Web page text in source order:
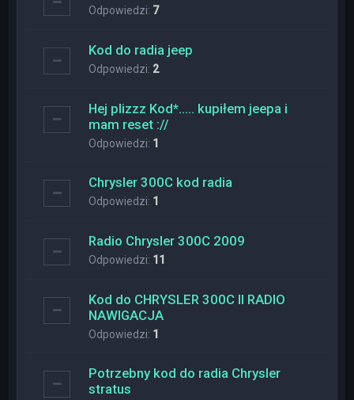
Odpowiedzi: 7
Kod do radia jeep
Odpowiedzi: 2
Hej plizzz Kod*….. kupiłem jeepa i
mam reset ://
Odpowiedzi: 1
Chrysler 300C kod radia
Odpowiedzi: 1
Radio Chrysler 300C 2009
Odpowiedzi: 11
Kod do CHRYSLER 300C II RADIO
NAWIGACJA
Odpowiedzi: 1
Potrzebny kod do radia Chrysler
stratus